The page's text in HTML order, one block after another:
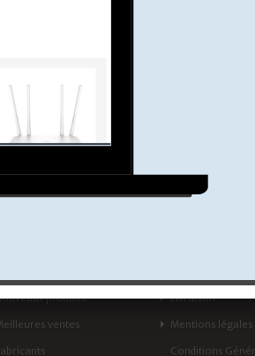
produits
ventes
Livraison
Mentions légales
Conditions